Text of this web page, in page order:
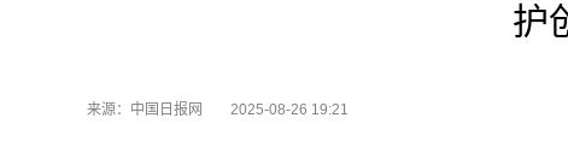
护
来源：中国日报网 2025-08-26 19:21